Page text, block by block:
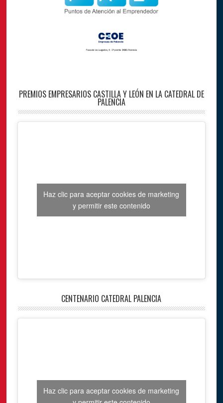
PREMIOS EMPRESARIOS CASTILLA Y LEÓN EN LA CATEDRAL DE
PALENCIA
Haz clic para aceptar cookies de marketing
y permitir este contenido
CENTENARIO CATEDRAL PALENCIA
Haz clic para aceptar cookies de marketing